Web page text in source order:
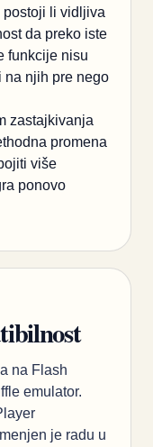
postoji li vidljiva
da preko iste
funkcije nisu
na njih pre nego
zastajkivanja
promena
više
ponovo
na Flash
emulator.
je radu u